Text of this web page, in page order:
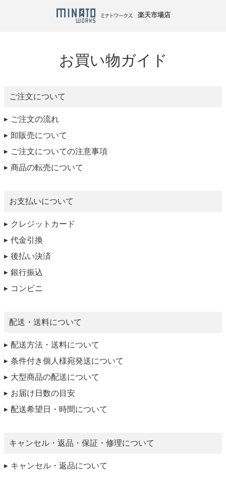
楽天市場店
お買い物ガイド
ご注文について
ご注文の流れ
卸販売について
ご注文についての注意事項
商品の転売について
お支払いについて
クレジットカード
代金引換
後払い決済
銀行振込
コンビニ
配送・送料について
配送方法・送料について
条件付き個人様宛発送について
大型商品の配送について
お届け日数の目安
配送希望日・時間について
キャンセル・返品・保証・修理について
キャンセル・返品について